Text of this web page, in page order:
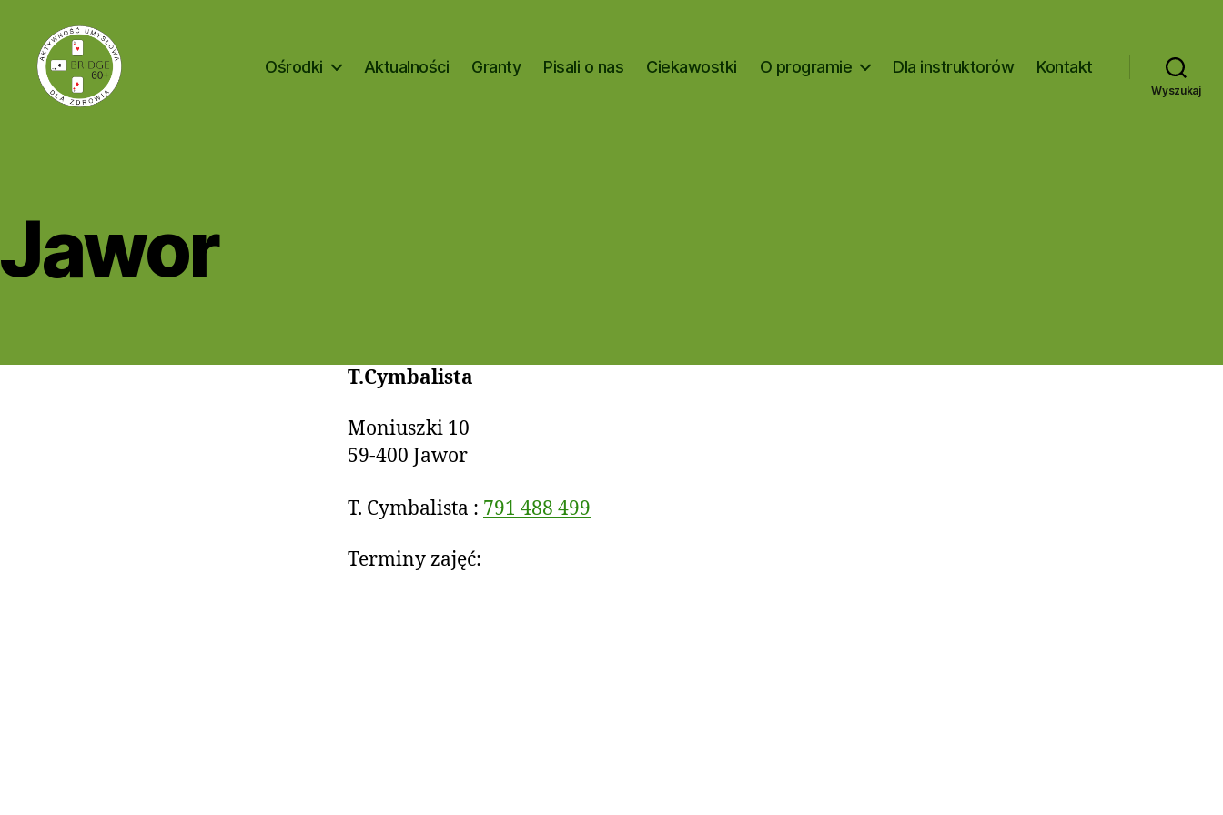
Ośrodki Aktualności Granty Pisali o nas Ciekawostki O programie Dla instruktorów Kontakt
Wyszukaj
Jawor
T.Cymbalista
Moniuszki 10
59-400 Jawor
T. Cymbalista : 791 488 499
Terminy zajęć: